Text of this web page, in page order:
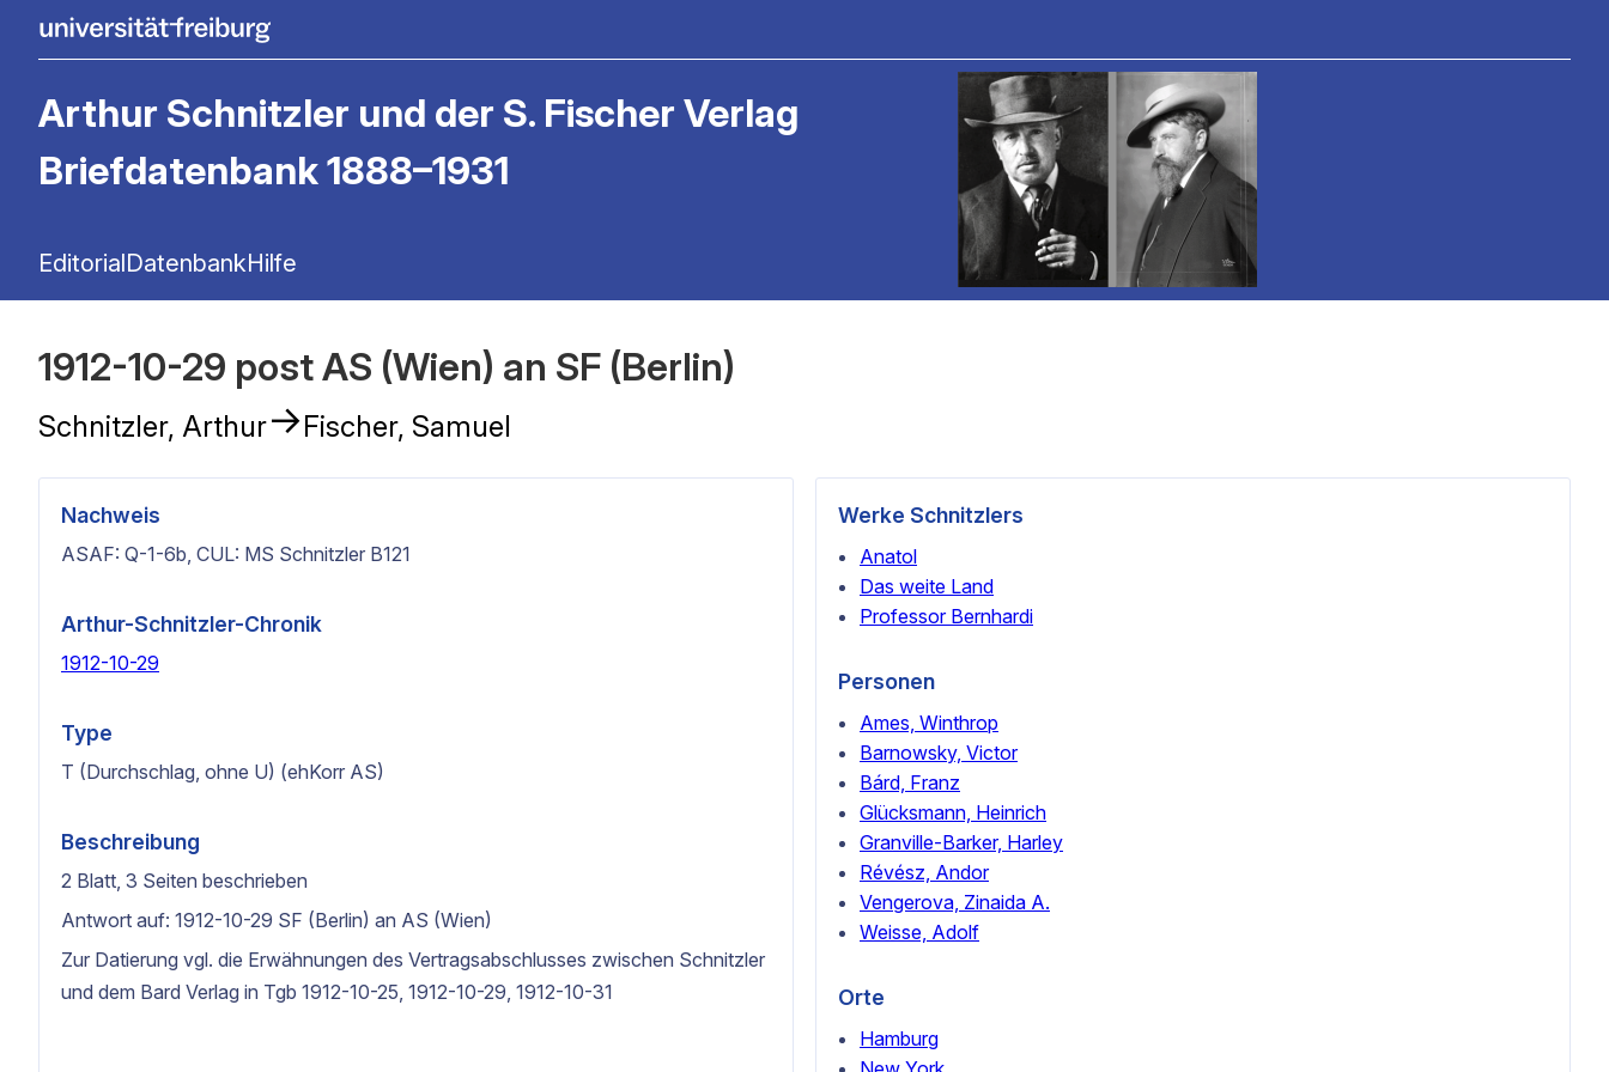
Arthur Schnitzler und der S. Fischer Verlag
Briefdatenbank 1888–1931
EditorialDatenbankHilfe
1912-10-29 post AS (Wien) an SF (Berlin)
Schnitzler, Arthur→Fischer, Samuel
Nachweis
ASAF: Q-1-6b, CUL: MS Schnitzler B121
Arthur-Schnitzler-Chronik
1912-10-29
Type
T (Durchschlag, ohne U) (ehKorr AS)
Beschreibung
2 Blatt, 3 Seiten beschrieben
Antwort auf: 1912-10-29 SF (Berlin) an AS (Wien)
Zur Datierung vgl. die Erwähnungen des Vertragsabschlusses zwischen Schnitzler
und dem Bard Verlag in Tgb 1912-10-25, 1912-10-29, 1912-10-31
Werke Schnitzlers
Anatol
Das weite Land
Professor Bernhardi
Personen
Ames, Winthrop
Barnowsky, Victor
Bárd, Franz
Glücksmann, Heinrich
Granville-Barker, Harley
Révész, Andor
Vengerova, Zinaida A.
Weisse, Adolf
Orte
Hamburg